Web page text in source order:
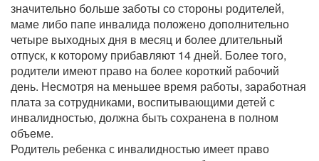
значительно больше заботы со стороны родителей,
маме либо папе инвалида положено дополнительно
четыре выходных дня в месяц и более длительный
отпуск, к которому прибавляют 14 дней. Более того,
родители имеют право на более короткий рабочий
день. Несмотря на меньшее время работы, заработная
плата за сотрудниками, воспитывающими детей с
инвалидностью, должна быть сохранена в полном
объеме.
Родитель ребенка с инвалидностью имеет право